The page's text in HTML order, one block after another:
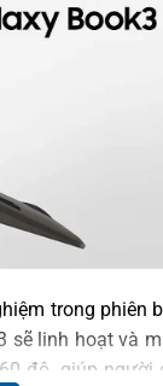
trong phiên
sẽ linh hoạt và
độ, giúp người